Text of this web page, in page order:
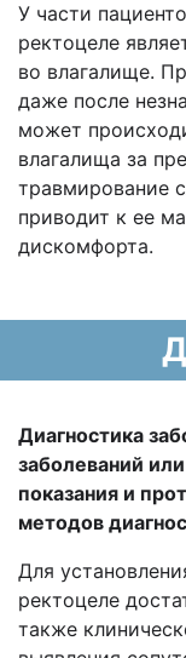
У части
ректоцеле
во влагалище.
даже после
может
влагалища за
травмирование
приводит к ее
дискомфорта.
Диагностика
заболеваний
показания и
методов
Для
ректоцеле
также